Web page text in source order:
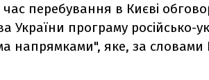
перебування в Києві
України програму російсько-
напрямками", яке, за